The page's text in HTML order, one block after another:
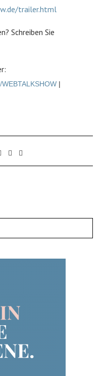
trailer.html
Schreiben Sie
|